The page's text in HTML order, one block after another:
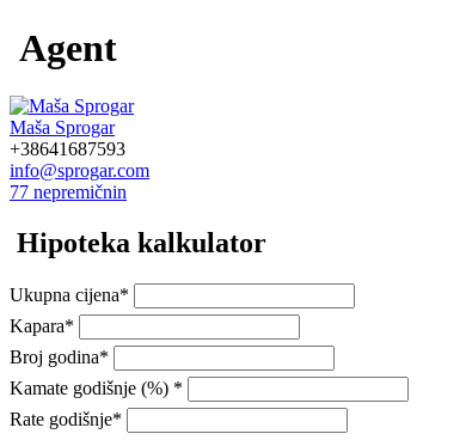
Agent
Maša Sprogar
+38641687593
info@sprogar.com
77 nepremičnin
Hipoteka kalkulator
Ukupna cijena*
Kapara*
Broj godina*
Kamate godišnje (%) *
Rate godišnje*